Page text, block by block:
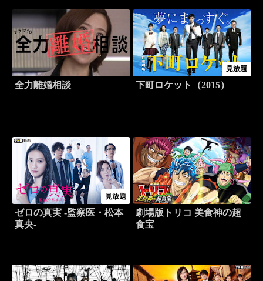
全力離婚相談
見放題
下町ロケット（2015）
見放題
ゼロの真実 -監察医・松本
真央-
劇場版トリコ 美食神の超
食宝